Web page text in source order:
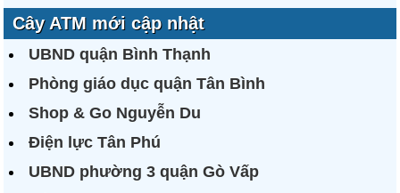
Cây ATM mới cập nhật
UBND quận Bình Thạnh
Phòng giáo dục quận Tân Bình
Shop & Go Nguyễn Du
Điện lực Tân Phú
UBND phường 3 quận Gò Vấp